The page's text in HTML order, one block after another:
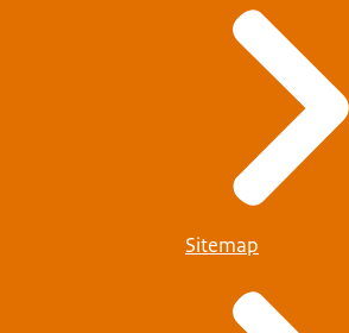
Check of u een
Sitemap